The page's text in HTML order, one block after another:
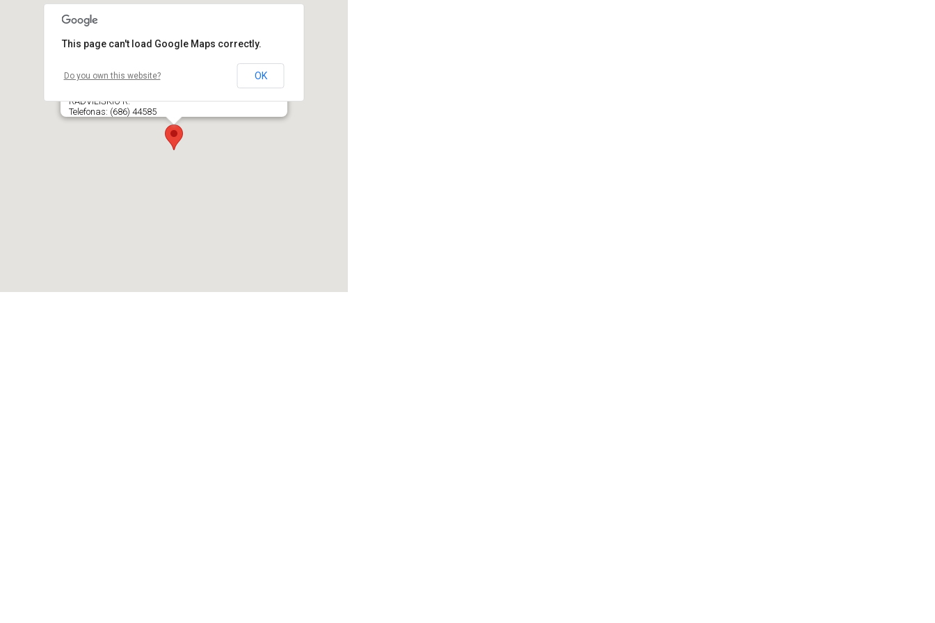
Gražionių kultūros namai
LT- 82481 GRAŽIONIŲ K., AUKŠTELKŲ APYLINKĖS SEN.,
RADVILIŠKIO R.
Telefonas: (686) 44585
This page can't load Google Maps correctly.
Do you own this website? OK